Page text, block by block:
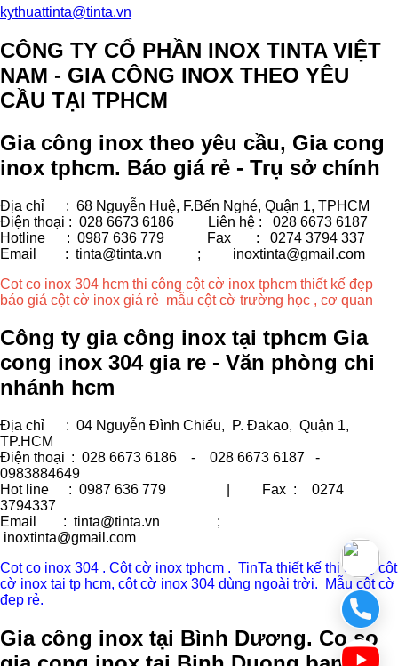
kythuattinta@tinta.vn
CÔNG TY CỔ PHẦN INOX TINTA VIỆT
NAM - GIA CÔNG INOX THEO YÊU
CẦU TẠI TPHCM
Gia công inox theo yêu cầu, Gia cong
inox tphcm. Báo giá rẻ - Trụ sở chính
Địa chỉ : 68 Nguyễn Huệ, F.Bến Nghé, Quận 1, TPHCM
Điện thoại : 028 6673 6186
Liên hệ : 028 6673 6187
Hotline : 0987 636 779 Fax
: 0274 3794 337
Email : tinta@tinta.vn ;
inoxtinta@gmail.com
Cot co inox 304 hcm thi công cột cờ inox tphcm thiết kế đẹp
báo giá cột cờ inox giá rẻ mẫu cột cờ trường học , cơ quan
Công ty gia công inox tại tphcm Gia
cong inox 304 gia re - Văn phòng chi
nhánh hcm
Địa chỉ
: 04 Nguyễn Đình Chiểu, P. Đakao, Quận 1,
TP.HCM
Điện thoại : 028 6673 6186 - 028 6673 6187 -
0983884649
Hot line
: 0987 636 779 | Fax :
0274
3794337
Email
: tinta@tinta.vn ;
inoxtinta@gmail.com
Cot co inox 304 . Cột cờ inox tphcm . TinTa thiết kế thi công cột
cờ inox tại tp hcm, cột cờ inox 304 dùng ngoài trời. Mẫu cột cờ
đẹp rẻ.
Gia công inox tại Bình Dương. Co so